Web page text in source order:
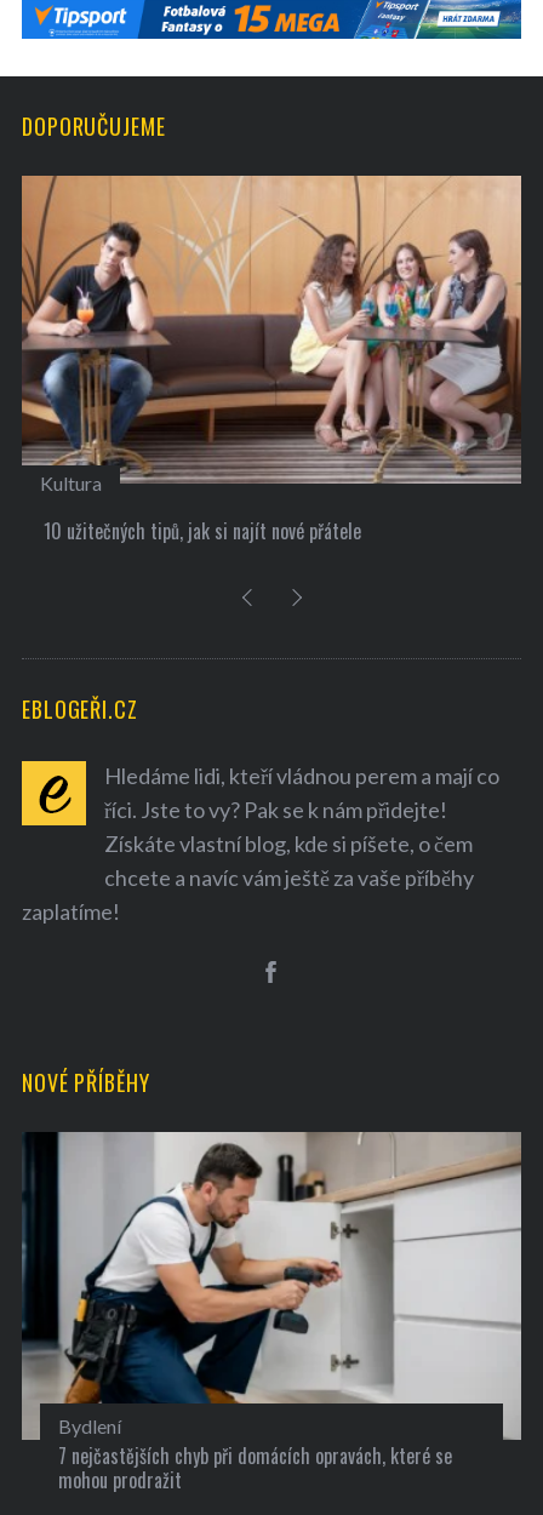
DOPORUČUJEME
Kultura
10 užitečných tipů, jak si najít nové přátele
EBLOGEŘI.CZ
Hledáme lidi, kteří vládnou perem a mají co
říci. Jste to vy? Pak se k nám přidejte!
Získáte vlastní blog, kde si píšete, o čem
chcete a navíc vám ještě za vaše příběhy
zaplatíme!
NOVÉ PŘÍBĚHY
Bydlení
7 nejčastějších chyb při domácích opravách, které se
mohou prodražit